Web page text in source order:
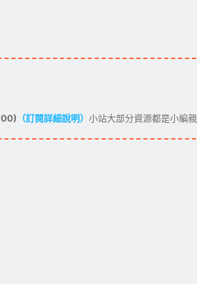
（訂閱詳細說明） 小站大部分資源都是小編